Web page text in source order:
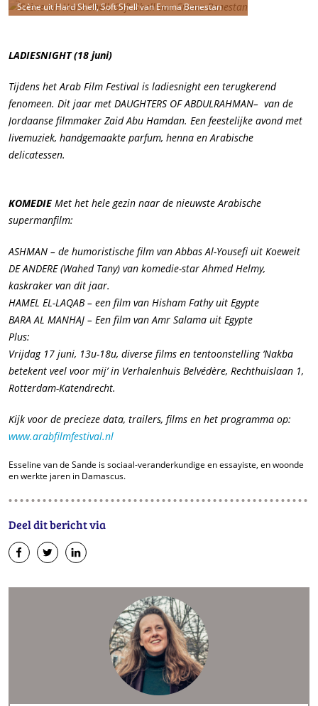
Scène uit Hard Shell, Soft Shell van Emma Benestan
LADIESNIGHT(18 juni)
Tijdens het Arab Film Festival is ladiesnight een terugkerend
fenomeen. Dit jaar met DAUGHTERS OF ABDULRAHMAN– van de
Jordaanse filmmaker Zaid Abu Hamdan. Een feestelijke avond met
livemuziek, handgemaakte parfum, henna en Arabische
delicatessen.
KOMEDIE Met het hele gezin naar de nieuwste Arabische
supermanfilm:
ASHMAN – de humoristische film van Abbas Al-Yousefi uit Koeweit
DE ANDERE (Wahed Tany) van komedie-star Ahmed Helmy,
kaskraker van dit jaar.
HAMEL EL-LAQAB – een film van Hisham Fathy uit Egypte
BARA AL MANHAJ – Een film van Amr Salama uit Egypte
Plus:
Vrijdag 17 juni, 13u-18u, diverse films en tentoonstelling ‘Nakba
betekent veel voor mij’ in Verhalenhuis Belvédère, Rechthuislaan 1,
Rotterdam-Katendrecht.
Kijk voor de precieze data, trailers, films en het programma op:
www.arabfilmfestival.nl
Esseline van de Sande is sociaal-veranderkundige en essayiste, en woonde
en werkte jaren in Damascus.
Deel dit bericht via
op
Facebook
op
Twitter
op
LinkedIn